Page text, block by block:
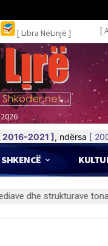
[ Libra NëLinjë ] [
2016-2021 ], ndërsa [
SHKENCË